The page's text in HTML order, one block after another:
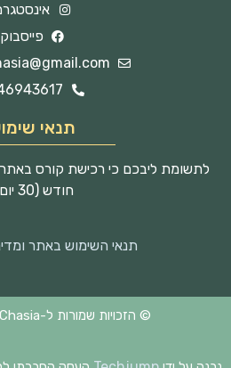
פייסבוק
תנאי
לתשומת ליבכם כי רכישת קורס
חודש (30 יום).
תנאי השימוש באתר
© הזכויות שמורות ל-Hello Teacher Chasia